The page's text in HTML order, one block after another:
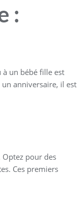
:
à un bébé fille est
anniversaire, il est
pour des
Ces premiers